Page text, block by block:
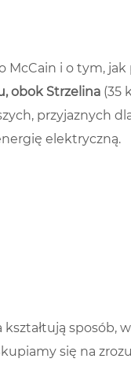
McCain i o tym,
obok Strzelina (35
przyjaznych
elektryczną.
sposób,
się na